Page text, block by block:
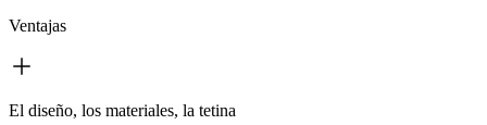
Ventajas
El diseño, los materiales, la tetina